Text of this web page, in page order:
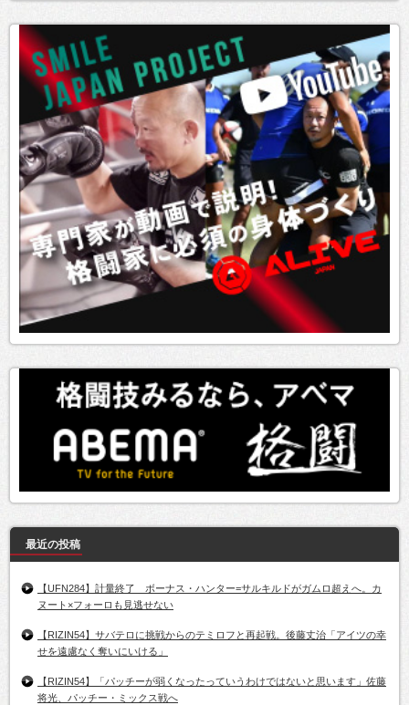
最近の投稿
【UFN284】計量終了 ボーナス・ハンター=サルキルドがガムロ超えへ。カ
ヌート×フォーロも見逃せない
【RIZIN54】サバテロに挑戦からのテミロフと再起戦。後藤丈治「アイツの幸
せを遠慮なく奪いにいける」
【RIZIN54】「パッチーが弱くなったっていうわけではないと思います」佐藤
将光、パッチー・ミックス戦へ